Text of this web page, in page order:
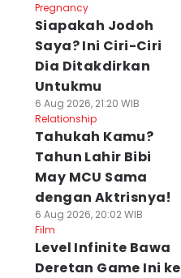
Pregnancy
Siapakah Jodoh
Saya? Ini Ciri-Ciri
Dia Ditakdirkan
Untukmu
6 Aug 2026, 21:20 WIB
Relationship
Tahukah Kamu?
Tahun Lahir Bibi
May MCU Sama
dengan Aktrisnya!
6 Aug 2026, 20:02 WIB
Film
Level Infinite Bawa
Deretan Game Ini ke